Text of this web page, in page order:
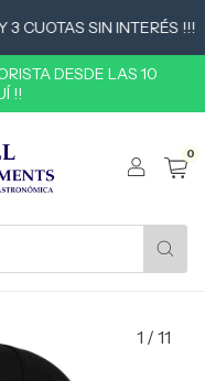
3 CUOTAS SIN INTERÉS !!!
DESDE LAS 10
!!
0
1 / 11